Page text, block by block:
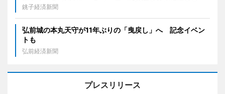
銚子経済新聞
弘前城の本丸天守が11年ぶりの「曳戻し」へ 記念イベン
トも
弘前経済新聞
プレスリリース